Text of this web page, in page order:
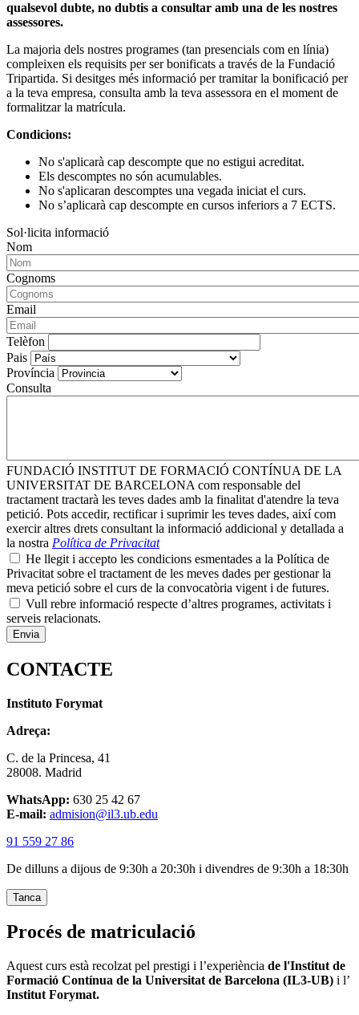
qualsevol dubte, no dubtis a consultar amb una de les nostres
assessores.
La majoria dels nostres programes (tan presencials com en línia)
compleixen els requisits per ser bonificats a través de la Fundació
Tripartida. Si desitges més informació per tramitar la bonificació per
a la teva empresa, consulta amb la teva assessora en el moment de
formalitzar la matrícula.
Condicions:
No s'aplicarà cap descompte que no estigui acreditat.
Els descomptes no són acumulables.
No s'aplicaran descomptes una vegada iniciat el curs.
No s’aplicarà cap descompte en cursos inferiors a 7 ECTS.
Sol·licita informació
Nom
Cognoms
Email
Telèfon
Pais
Província
Consulta
FUNDACIÓ INSTITUT DE FORMACIÓ CONTÍNUA DE LA
UNIVERSITAT DE BARCELONA com responsable del
tractament tractarà les teves dades amb la finalitat d'atendre la teva
petició. Pots accedir, rectificar i suprimir les teves dades, així com
exercir altres drets consultant la informació addicional y detallada a
la nostra Política de Privacitat
He llegit i accepto les condicions esmentades a la Política de
Privacitat sobre el tractament de les meves dades per gestionar la
meva petició sobre el curs de la convocatòria vigent i de futures.
Vull rebre informació respecte d’altres programes, activitats i
serveis relacionats.
CONTACTE
Instituto Forymat
Adreça:
C. de la Princesa, 41
28008. Madrid
WhatsApp: 630 25 42 67
E-mail: admision@il3.ub.edu
91 559 27 86
De dilluns a dijous de 9:30h a 20:30h i divendres de 9:30h a 18:30h
Tanca
Procés de matriculació
Aquest curs està recolzat pel prestigi i l’experiència de l'Institut de
Formació Contínua de la Universitat de Barcelona (IL3-UB) i l’
Institut Forymat.